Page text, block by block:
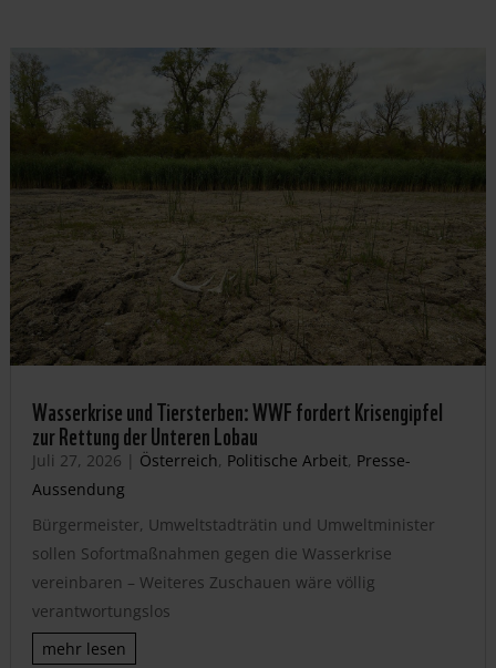
Wasserkrise und Tiersterben: WWF fordert Krisengipfel
zur Rettung der Unteren Lobau
Juli 27, 2026 | Österreich, Politische Arbeit, Presse-
Aussendung
Bürgermeister, Umweltstadträtin und Umweltminister
sollen Sofortmaßnahmen gegen die Wasserkrise
vereinbaren – Weiteres Zuschauen wäre völlig
verantwortungslos
mehr lesen